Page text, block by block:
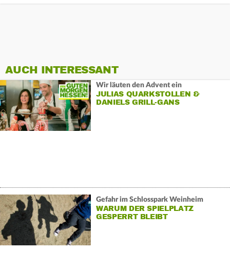
AUCH INTERESSANT
Wir läuten den Advent ein
JULIAS QUARKSTOLLEN &
DANIELS GRILL-GANS
Gefahr im Schlosspark Weinheim
WARUM DER SPIELPLATZ
GESPERRT BLEIBT